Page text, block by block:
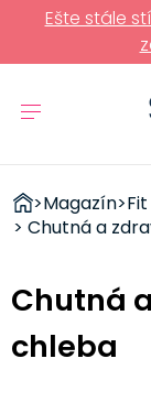
Ešte stále
ZDRAVÉ
RÝCHLOVKY
>Magazín>
> Chutná a
Chutná
chleba